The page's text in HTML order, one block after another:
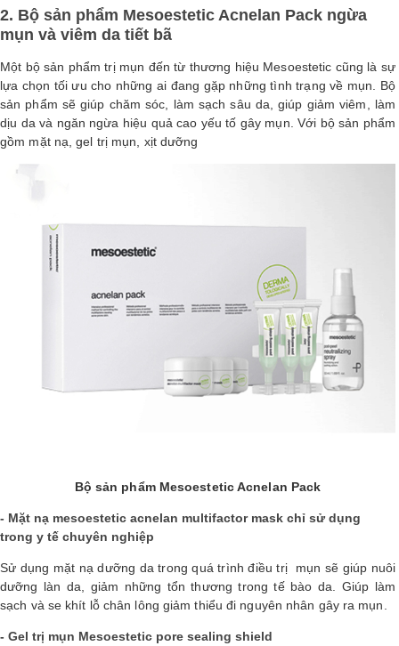
2. Bộ sản phẩm Mesoestetic Acnelan Pack ngừa
mụn và viêm da tiết bã
Một bộ sản phẩm trị mụn đến từ thương hiệu Mesoestetic cũng là sự
lựa chọn tối ưu cho những ai đang gặp những tình trạng về mụn. Bộ
sản phẩm sẽ giúp chăm sóc, làm sạch sâu da, giúp giảm viêm, làm
dịu da và ngăn ngừa hiệu quả cao yếu tố gây mụn. Với bộ sản phẩm
gồm mặt nạ, gel trị mụn, xịt dưỡng
Bộ sản phẩm Mesoestetic Acnelan Pack
- Mặt nạ mesoestetic acnelan multifactor mask chỉ sử dụng
trong y tế chuyên nghiệp
Sử dụng mặt nạ dưỡng da trong quá trình điều trị mụn sẽ giúp nuôi
dưỡng làn da, giảm những tổn thương trong tế bào da. Giúp làm
sạch và se khít lỗ chân lông giảm thiểu đi nguyên nhân gây ra mụn.
- Gel trị mụn Mesoestetic pore sealing shield